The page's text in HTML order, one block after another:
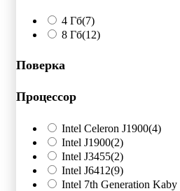
4 Гб(7)
8 Гб(12)
Поверка
Процессор
Intel Celeron J1900(4)
Intel J1900(2)
Intel J3455(2)
Intel J6412(9)
Intel 7th Generation